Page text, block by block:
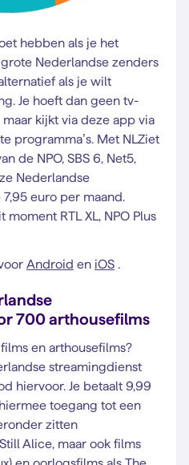
hebben als je het
Nederlandse zenders
als je wilt
Je hoeft dan geen tv-
kijkt via deze app via
programma’s. Met NLZiet
de NPO, SBS 6, Net5,
Nederlandse
euro per maand.
RTL XL, NPO Plus
Android en iOS .
700 arthousefilms
en arthousefilms?
streamingdienst
hiervoor. Je betaalt 9,99
toegang tot een
zitten
Alice, maar ook films